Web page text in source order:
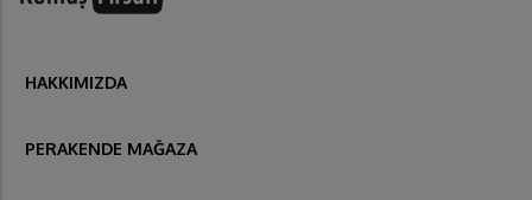
HAKKIMIZDA
PERAKENDE MAĞAZA